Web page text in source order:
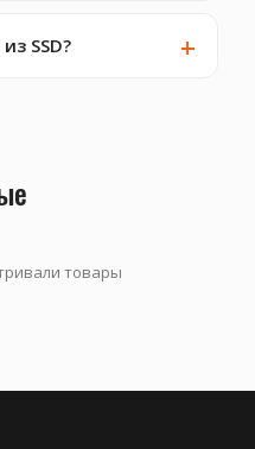
SSD?
товары